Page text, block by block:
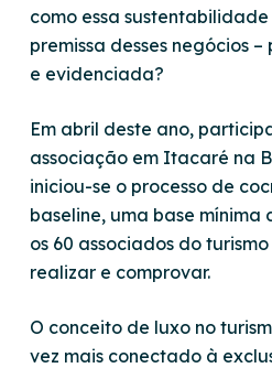
como essa sustentabilidade
premissa desses negócios
e evidenciada?
Em abril deste ano,
associação em Itacaré na
iniciou-se o processo de
baseline, uma base mínima
os 60 associados do
realizar e comprovar.
O conceito de luxo no
vez mais conectado à